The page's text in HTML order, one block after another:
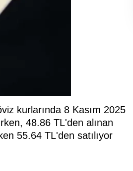
kurlarında 8 Kasım 2025
48.86 TL'den alınan
55.64 TL'den satılıyor